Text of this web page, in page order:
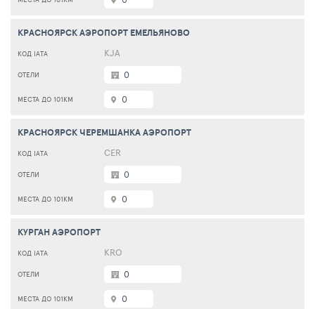
КРАСНОЯРСК АЭРОПОРТ ЕМЕЛЬЯНОВО
KJA
0
0
КРАСНОЯРСК ЧЕРЕМШАНКА АЭРОПОРТ
CER
0
0
КУРГАН АЭРОПОРТ
KRO
0
0